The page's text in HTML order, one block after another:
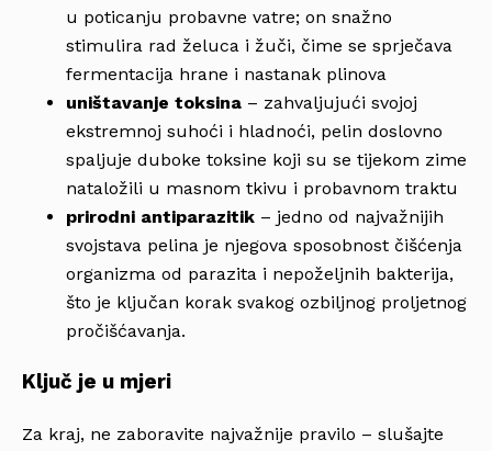
u poticanju probavne vatre; on snažno
stimulira rad želuca i žuči, čime se sprječava
fermentacija hrane i nastanak plinova
uništavanje toksina – zahvaljujući svojoj
ekstremnoj suhoći i hladnoći, pelin doslovno
spaljuje duboke toksine koji su se tijekom zime
nataložili u masnom tkivu i probavnom traktu
prirodni antiparazitik – jedno od najvažnijih
svojstava pelina je njegova sposobnost čišćenja
organizma od parazita i nepoželjnih bakterija,
što je ključan korak svakog ozbiljnog proljetnog
pročišćavanja.
Ključ je u mjeri
Za kraj, ne zaboravite najvažnije pravilo – slušajte